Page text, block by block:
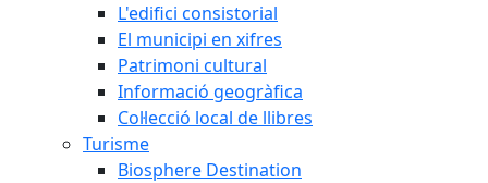
L'edifici consistorial
El municipi en xifres
Patrimoni cultural
Informació geogràfica
Col·lecció local de llibres
Turisme
Biosphere Destination